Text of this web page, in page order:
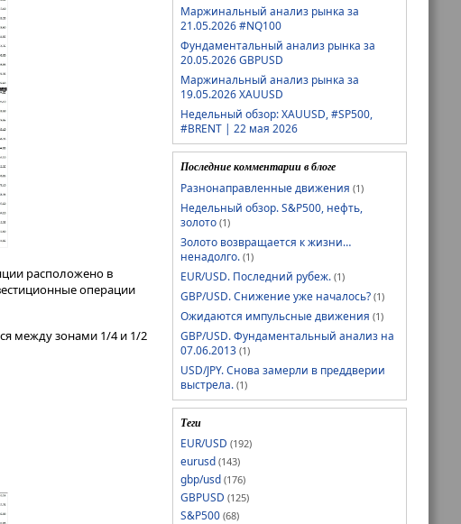
расположено в
операции
между зонами 1/4 и 1/2
Маржинальный анализ рынка за
21.05.2026 #NQ100
Фундаментальный анализ рынка за
20.05.2026 GBPUSD
Маржинальный анализ рынка за
19.05.2026 XAUUSD
Недельный обзор: XAUUSD, #SP500,
#BRENT | 22 мая 2026
Последние комментарии в блоге
Разнонаправленные движения (1)
Недельный обзор. S&P500, нефть,
золото (1)
Золото возвращается к жизни…
ненадолго. (1)
EUR/USD. Последний рубеж. (1)
GBP/USD. Снижение уже началось? (1)
Ожидаются импульсные движения (1)
GBP/USD. Фундаментальный анализ на
07.06.2013 (1)
USD/JPY. Снова замерли в преддверии
выстрела. (1)
Теги
EUR/USD (192)
eurusd (143)
gbp/usd (176)
GBPUSD (125)
S&P500 (68)